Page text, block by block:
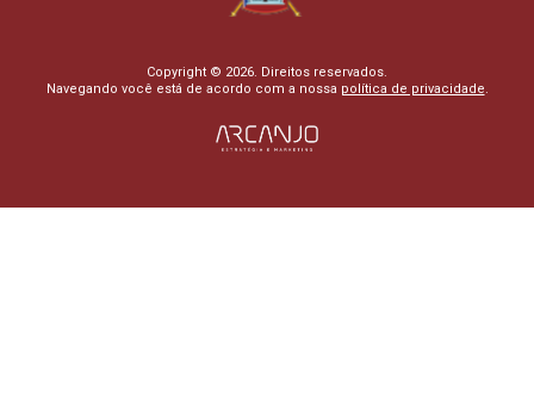
Copyright © 2026. Direitos reservados.
Navegando você está de acordo com a nossa política de privacidade.